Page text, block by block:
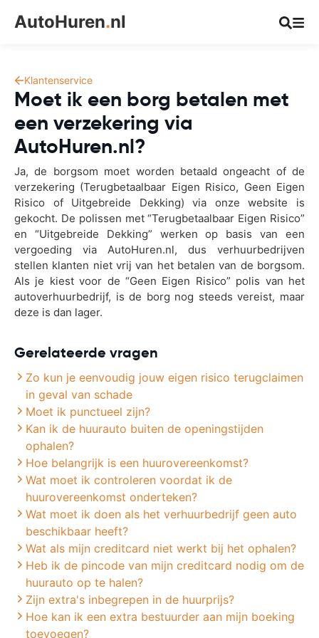
AutoHuren.nl
Klantenservice
Moet ik een borg betalen met
een verzekering via
AutoHuren.nl?
Ja, de borgsom moet worden betaald ongeacht of de
verzekering (Terugbetaalbaar Eigen Risico, Geen Eigen
Risico of Uitgebreide Dekking) via onze website is
gekocht. De polissen met “Terugbetaalbaar Eigen Risico”
en “Uitgebreide Dekking” werken op basis van een
vergoeding via AutoHuren.nl, dus verhuurbedrijven
stellen klanten niet vrij van het betalen van de borgsom.
Als je kiest voor de “Geen Eigen Risico” polis van het
autoverhuurbedrijf, is de borg nog steeds vereist, maar
deze is dan lager.
Gerelateerde vragen
Zo kun je eenvoudig jouw eigen risico terugclaimen
in geval van schade
Moet ik punctueel zijn?
Kan ik de huurauto buiten de openingstijden
ophalen?
Hoe belangrijk is een huurovereenkomst?
Wat moet ik controleren voordat ik de
huurovereenkomst onderteken?
Wat moet ik doen als het verhuurbedrijf geen auto
beschikbaar heeft?
Wat als mijn creditcard niet werkt bij het ophalen?
Heb ik de pincode van mijn creditcard nodig om de
huurauto op te halen?
Zijn extra's inbegrepen in de huurprijs?
Hoe kan ik een extra bestuurder aan mijn boeking
toevoegen?